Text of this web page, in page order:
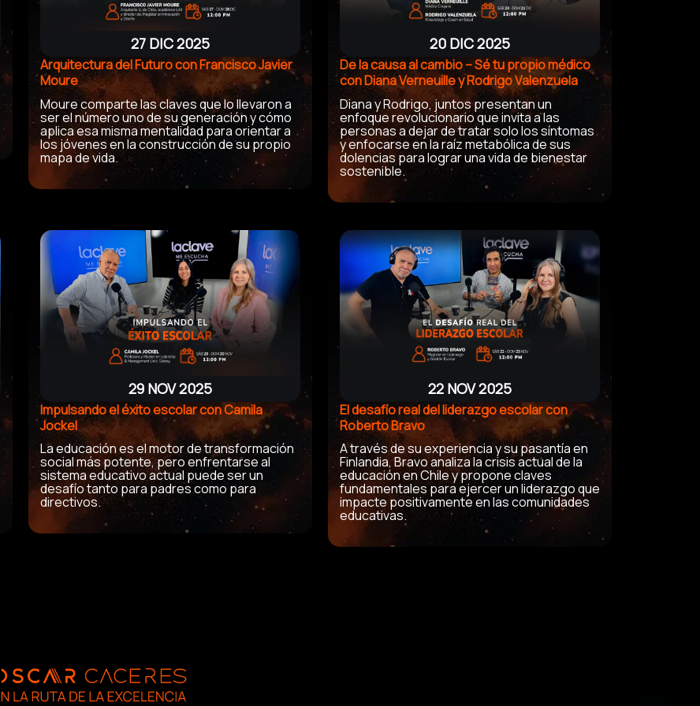
27 DIC 2025
Arquitectura del Futuro con Francisco Javier
Moure
Moure comparte las claves que lo llevaron a
ser el número uno de su generación y cómo
aplica esa misma mentalidad para orientar a
los jóvenes en la construcción de su propio
mapa de vida.
20 DIC 2025
De la causa al cambio – Sé tu propio médico
con Diana Verneuille y Rodrigo Valenzuela
Diana y Rodrigo, juntos presentan un
enfoque revolucionario que invita a las
personas a dejar de tratar solo los síntomas
y enfocarse en la raíz metabólica de sus
dolencias para lograr una vida de bienestar
sostenible.
29 NOV 2025
Impulsando el éxito escolar con Camila
Jockel
La educación es el motor de transformación
social más potente, pero enfrentarse al
sistema educativo actual puede ser un
desafío tanto para padres como para
directivos.
22 NOV 2025
El desafío real del liderazgo escolar con
Roberto Bravo
A través de su experiencia y su pasantía en
Finlandia, Bravo analiza la crisis actual de la
educación en Chile y propone claves
fundamentales para ejercer un liderazgo que
impacte positivamente en las comunidades
educativas.